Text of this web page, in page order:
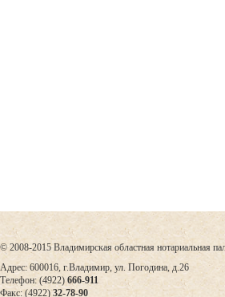
© 2008-2015 Владимирская областная нотариальная
Адрес: 600016, г.Владимир, ул. Погодина, д.26
Телефон: (4922) 666-911
Факс: (4922)32-78-90